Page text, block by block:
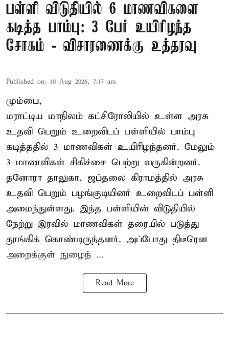
பள்ளி விடுதியில் 6 மாணவிகளை
கடித்த பாம்பு: 3 பேர் உயிரிழந்த
சோகம் - விசாரணைக்கு உத்தரவு
Published on: 10 Aug 2026, 7:17 am
மும்பை,
மராட்டிய மாநிலம் கட்சிரோலியில் உள்ள அரசு
உதவி பெறும் உறைவிடப் பள்ளியில் பாம்பு
கடித்ததில் 3 மாணவிகள் உயிரிழந்தனர். மேலும்
3 மாணவிகள் சிகிச்சை பெற்று வருகின்றனர்.
தனோரா தாலுகா, ஜப்தலை கிராமத்தில் அரசு
உதவி பெறும் பழங்குடியினர் உறைவிடப் பள்ளி
அமைந்துள்ளது. இந்த பள்ளியின் விடுதியில்
நேற்று இரவில் மாணவிகள் தரையில் படுத்து
தூங்கிக் கொண்டிருந்தனர். அப்போது திடீரென
அறைக்குள் நுழைந் ...
Read More